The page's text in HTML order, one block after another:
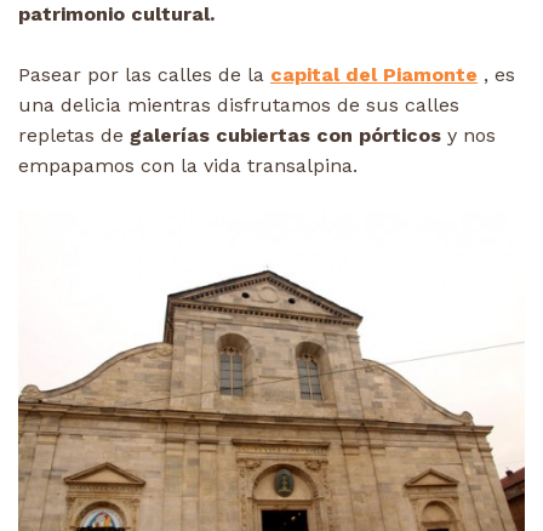
patrimonio cultural.
Pasear por las calles de la capital del Piamonte , es
una delicia mientras disfrutamos de sus calles
repletas de galerías cubiertas con pórticos y nos
empapamos con la vida transalpina.